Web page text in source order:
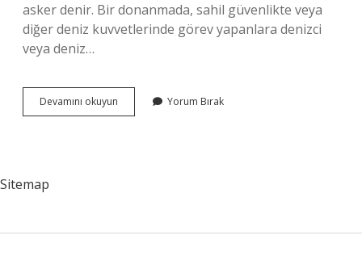
asker denir. Bir donanmada, sahil güvenlikte veya
diğer deniz kuvvetlerinde görev yapanlara denizci
veya deniz…
Devamını okuyun
Personeli
Yorum Bırak
Sitemap